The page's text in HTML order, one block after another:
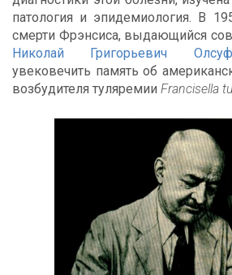
патология и эпидемиология. В
смерти Фрэнсиса, выдающийся
Николай Григорьевич
увековечить память об
возбудителя туляремии Francisella